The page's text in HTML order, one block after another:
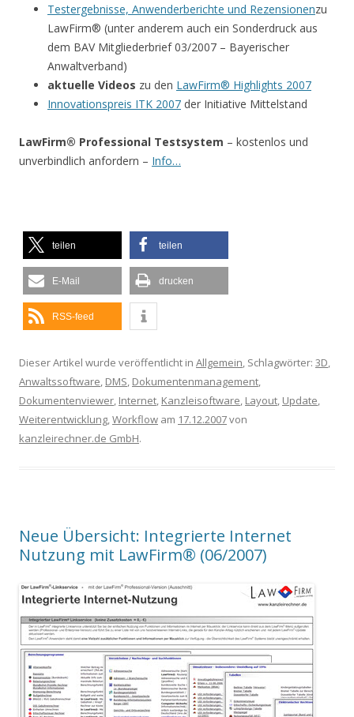
Testergebnisse, Anwenderberichte und Rezensionenzu
LawFirm® (unter anderem auch ein Sonderdruck aus
dem BAV Mitgliederbrief 03/2007 – Bayerischer
Anwaltverband)
aktuelle Videos zu den LawFirm® Highlights 2007
Innovationspreis ITK 2007 der Initiative Mittelstand
LawFirm® Professional Testsystem – kostenlos und
unverbindlich anfordern – Info…
teilen teilen
E-Mail drucken
RSS-feed
Dieser Artikel wurde veröffentlicht in Allgemein, Schlagwörter: 3D,
Anwaltssoftware, DMS, Dokumentenmanagement,
Dokumentenviewer, Internet, Kanzleisoftware, Layout, Update,
Weiterentwicklung,Workflow am 17.12.2007von
kanzleirechner.de GmbH.
Neue Übersicht: Integrierte Internet
Nutzung mit LawFirm® (06/2007)